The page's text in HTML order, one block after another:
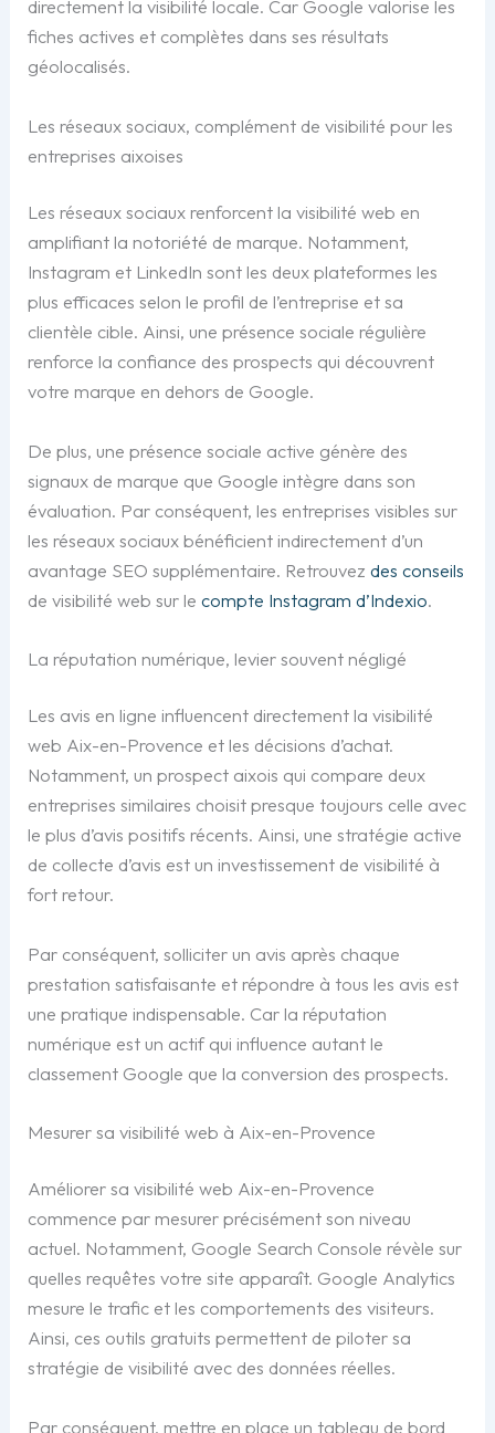
directement la visibilité locale. Car Google valorise les
fiches actives et complètes dans ses résultats
géolocalisés.
Les réseaux sociaux, complément de visibilité pour les
entreprises aixoises
Les réseaux sociaux renforcent la visibilité web en
amplifiant la notoriété de marque. Notamment,
Instagram et LinkedIn sont les deux plateformes les
plus efficaces selon le profil de l’entreprise et sa
clientèle cible. Ainsi, une présence sociale régulière
renforce la confiance des prospects qui découvrent
votre marque en dehors de Google.
De plus, une présence sociale active génère des
signaux de marque que Google intègre dans son
évaluation. Par conséquent, les entreprises visibles sur
les réseaux sociaux bénéficient indirectement d’un
avantage SEO supplémentaire. Retrouvezdes conseils
de visibilité web sur lecompte Instagram d’Indexio.
La réputation numérique, levier souvent négligé
Les avis en ligne influencent directement la visibilité
web Aix-en-Provence et les décisions d’achat.
Notamment, un prospect aixois qui compare deux
entreprises similaires choisit presque toujours celle avec
le plus d’avis positifs récents. Ainsi, une stratégie active
de collecte d’avis est un investissement de visibilité à
fort retour.
Par conséquent, solliciter un avis après chaque
prestation satisfaisante et répondre à tous les avis est
une pratique indispensable. Car la réputation
numérique est un actif qui influence autant le
classement Google que la conversion des prospects.
Mesurer sa visibilité web à Aix-en-Provence
Améliorer sa visibilité web Aix-en-Provence
commence par mesurer précisément son niveau
actuel. Notamment, Google Search Console révèle sur
quelles requêtes votre site apparaît. Google Analytics
mesure le trafic et les comportements des visiteurs.
Ainsi, ces outils gratuits permettent de piloter sa
stratégie de visibilité avec des données réelles.
Par conséquent, mettre en place un tableau de bord